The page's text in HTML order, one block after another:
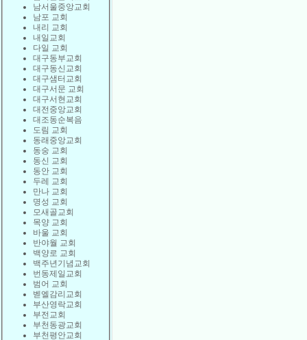
남서울중앙교회
남포 교회
내리 교회
내일교회
다일 교회
대구동부교회
대구동신교회
대구샘터교회
대구서문 교회
대구서현교회
대전중앙교회
대조동순복음
도림 교회
동래중앙교회
동숭 교회
동신 교회
동안 교회
두레 교회
만나 교회
명성 교회
모새골교회
목양 교회
바울 교회
반야월 교회
백양로 교회
백주년기념교회
번동제일교회
범어 교회
벧엘감리교회
부산영락교회
부전교회
부천동광교회
부천평안교회